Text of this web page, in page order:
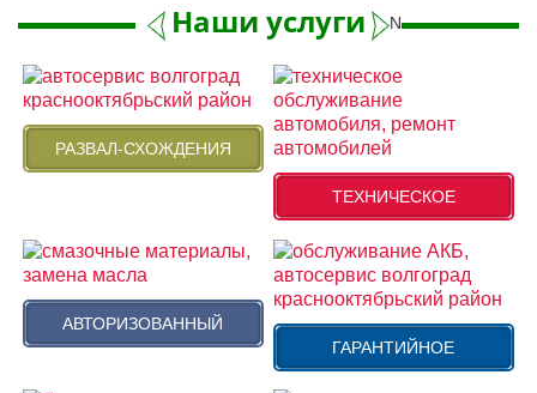
Наши услуги Next
РАЗВАЛ-СХОЖДЕНИЯ
ТЕХНИЧЕСКОЕ
АВТОРИЗОВАННЫЙ
ГАРАНТИЙНОЕ